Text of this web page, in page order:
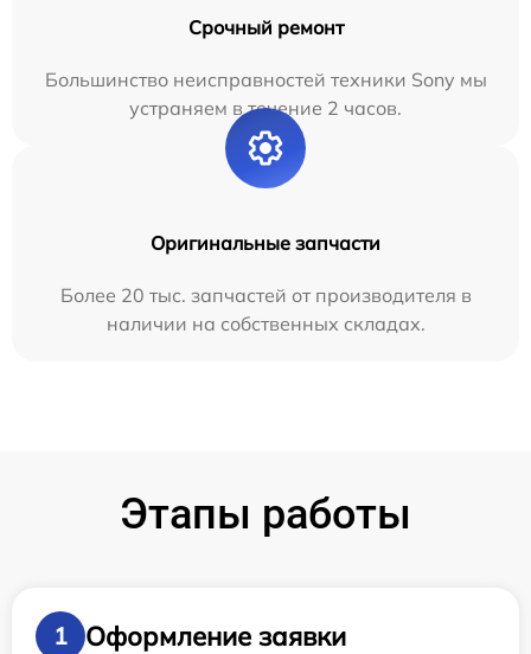
Срочный ремонт
Большинство неисправностей техники Sony мы
устраняем в течение 2 часов.
Оригинальные запчасти
Более 20 тыс. запчастей от производителя в
наличии на собственных складах.
Этапы работы
1
Оформление заявки